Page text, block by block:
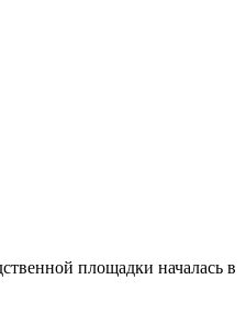
площадки началась в